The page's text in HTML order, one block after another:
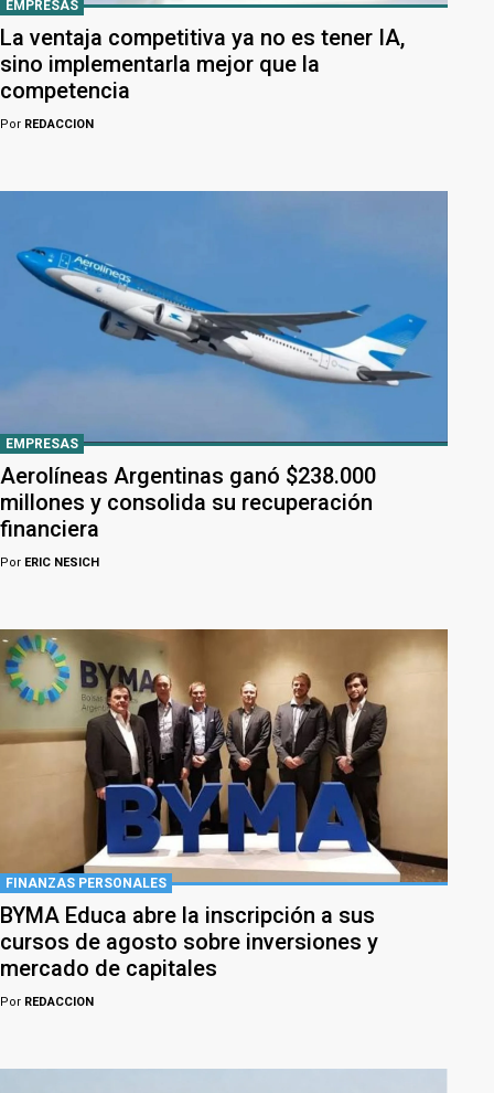
EMPRESAS
La ventaja competitiva ya no es tener IA,
sino implementarla mejor que la
competencia
Por REDACCION
EMPRESAS
Aerolíneas Argentinas ganó $238.000
millones y consolida su recuperación
financiera
Por ERIC NESICH
FINANZAS PERSONALES
BYMA Educa abre la inscripción a sus
cursos de agosto sobre inversiones y
mercado de capitales
Por REDACCION